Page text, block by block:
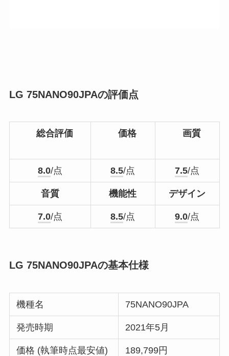
LG 75NANO90JPAの評価点
総合評価 価格 画質
8.0/点 8.5/点 7.5/点
音質 機能性 デザイン
7.0/点 8.5/点 9.0/点
LG 75NANO90JPAの基本仕様
機種名 75NANO90JPA
発売時期 2021年5月
価格 (執筆時点最安値) 189,799円